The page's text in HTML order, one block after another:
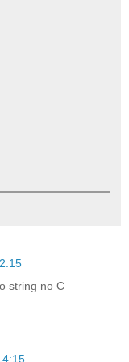
string no C